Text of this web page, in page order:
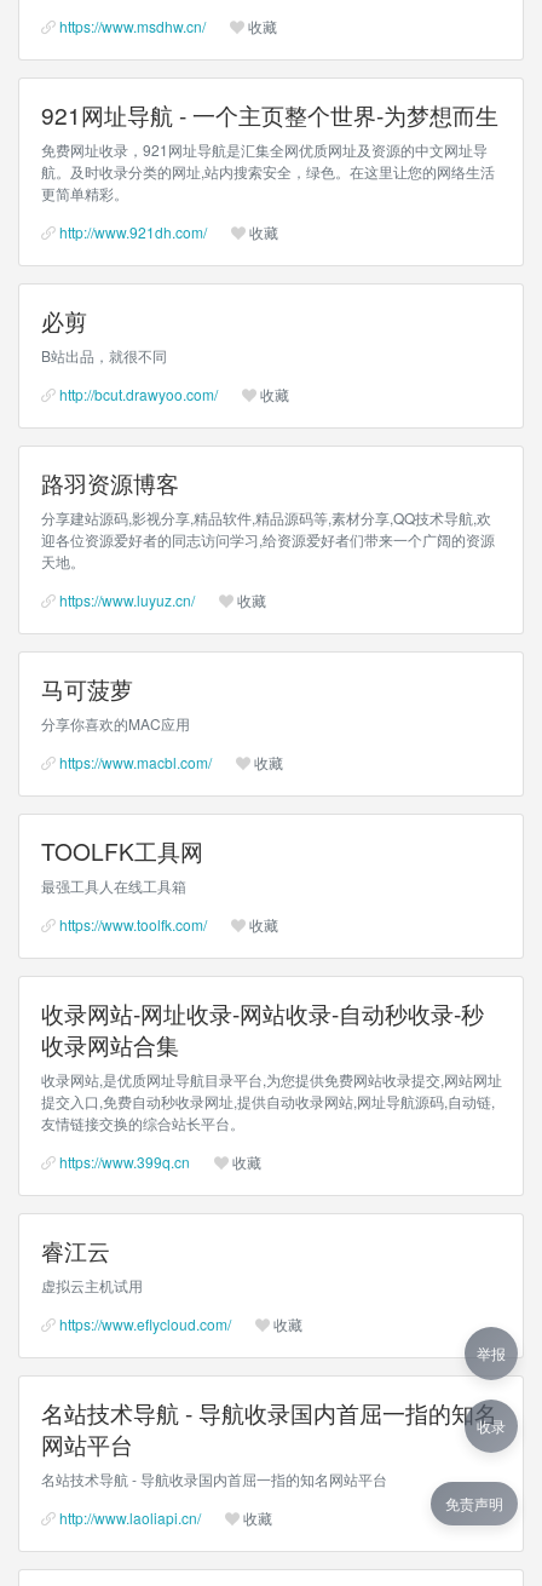
https://www.msdhw.cn/
收藏
921网址导航 - 一个主页整个世界-为梦想而生
免费网址收录，921网址导航是汇集全网优质网址及资源的中文网址导
航。及时收录分类的网址,站内搜索安全，绿色。在这里让您的网络生活
更简单精彩。
http://www.921dh.com/
收藏
必剪
B站出品，就很不同
http://bcut.drawyoo.com/
收藏
路羽资源博客
分享建站源码,影视分享,精品软件,精品源码等,素材分享,QQ技术导航,欢
迎各位资源爱好者的同志访问学习,给资源爱好者们带来一个广阔的资源
天地。
https://www.luyuz.cn/
收藏
马可菠萝
分享你喜欢的MAC应用
https://www.macbl.com/
收藏
TOOLFK工具网
最强工具人在线工具箱
https://www.toolfk.com/
收藏
收录网站-网址收录-网站收录-自动秒收录-秒
收录网站合集
收录网站,是优质网址导航目录平台,为您提供免费网站收录提交,网站网址
提交入口,免费自动秒收录网址,提供自动收录网站,网址导航源码,自动链,
友情链接交换的综合站长平台。
https://www.399q.cn
收藏
睿江云
虚拟云主机试用
https://www.eflycloud.com/
收藏
名站技术导航 - 导航收录国内首屈一指的知名
网站平台
名站技术导航 - 导航收录国内首屈一指的知名网站平台
http://www.laoliapi.cn/
收藏
免责声明
举报
收录